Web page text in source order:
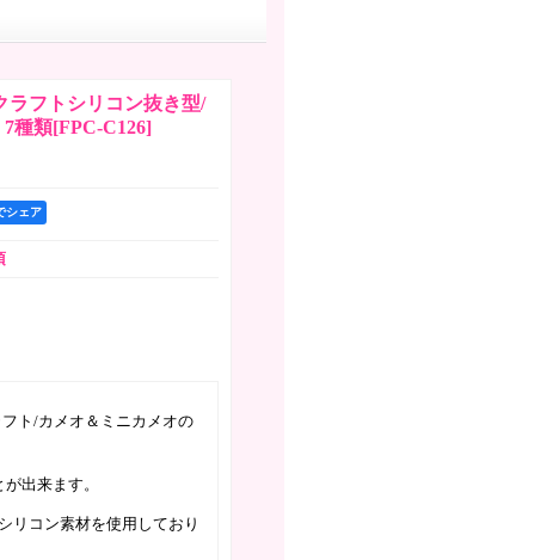
ラフトシリコン抜き型/
種類[FPC-C126]
シェア
ト/カメオ＆ミニカメオの
出来ます。
リコン素材を使用しており